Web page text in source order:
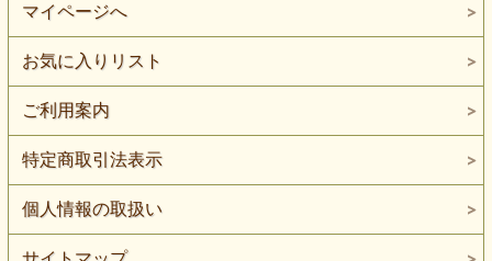
マイページへ
お気に入りリスト
ご利用案内
特定商取引法表示
個人情報の取扱い